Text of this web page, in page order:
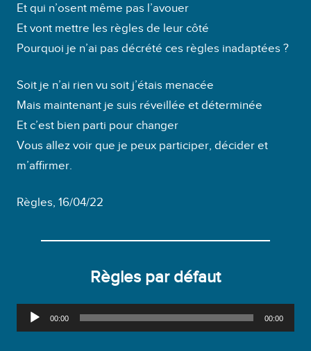
Et qui n’osent même pas l’avouer
Et vont mettre les règles de leur côté
Pourquoi je n’ai pas décrété ces règles inadaptées ?
Soit je n’ai rien vu soit j’étais menacée
Mais maintenant je suis réveillée et déterminée
Et c’est bien parti pour changer
Vous allez voir que je peux participer, décider et
m’affirmer.
Règles, 16/04/22
Règles par défaut
e
00:00 00:00